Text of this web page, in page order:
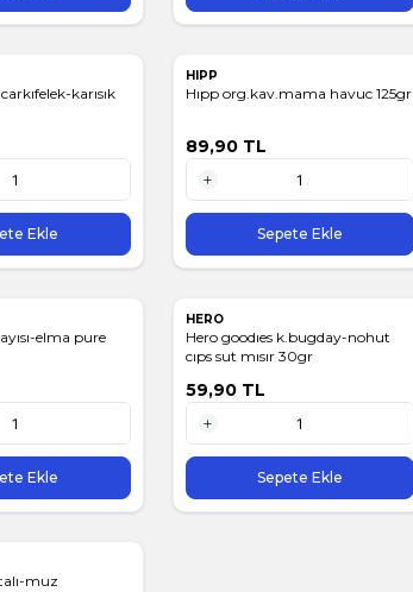
karısık
Ekle
HIPP
Hıpp org.kav.mama havuc 125gr
89,90TL
1 Adet
Sepete Ekle
elma pure
Ekle
HERO
Hero goodıes k.bugday-nohut
cıps sut mısır 30gr
59,90TL
1 Adet
Sepete Ekle
muz